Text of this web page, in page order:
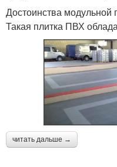
Достоинства модульной
Такая плитка ПВХ
читать дальше →